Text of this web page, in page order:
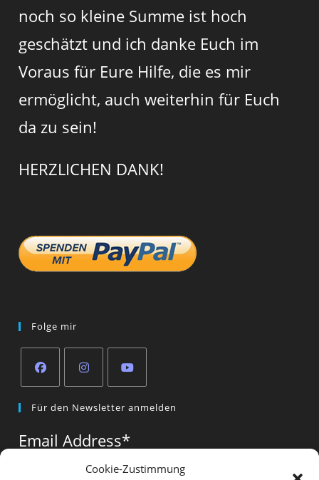
Cookie-Zustimmung
noch so kleine Summe ist hoch
geschätzt und ich danke Euch im
Voraus für Eure Hilfe, die es mir
ermöglicht, auch weiterhin für Euch
da zu sein!
HERZLICHEN DANK!
Folge mir
in
new
in
new
in
new
tab
Für den Newsletter anmelden
Email Address*